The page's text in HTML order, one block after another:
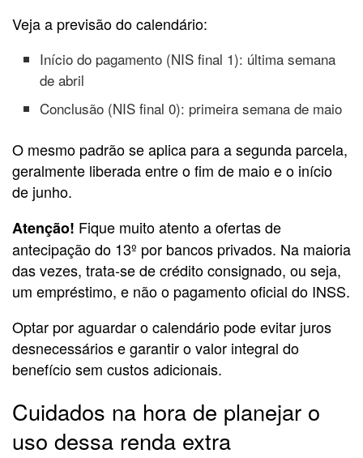
Veja a previsão do calendário:
Início do pagamento (NIS final 1): última semana
de abril
Conclusão (NIS final 0): primeira semana de maio
O mesmo padrão se aplica para a segunda parcela,
geralmente liberada entre o fim de maio e o início
de junho.
Atenção! Fique muito atento a ofertas de
antecipação do 13º por bancos privados. Na maioria
das vezes, trata-se de crédito consignado, ou seja,
um empréstimo, e não o pagamento oficial do INSS.
Optar por aguardar o calendário pode evitar juros
desnecessários e garantir o valor integral do
benefício sem custos adicionais.
Cuidados na hora de planejar o
uso dessa renda extra